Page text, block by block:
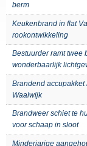
berm
Keukenbrand in flat
rookontwikkeling
Bestuurder ramt twee
wonderbaarlijk
Brandend
Waalwijk
Brandweer schiet te
voor schaap in sloot
Minderjarige